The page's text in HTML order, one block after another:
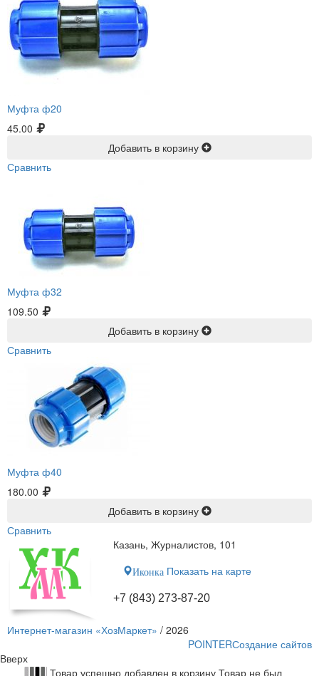
Муфта ф20
45.00
Добавить в корзину
Сравнить
Муфта ф32
109.50
Добавить в корзину
Сравнить
Муфта ф40
180.00
Добавить в корзину
Сравнить
Казань, Журналистов, 101
Иконка Показать на карте
+7 (843) 273-87-20
Интернет-магазин «ХозМаркет» / 2026
POINTERСоздание сайтов
Вверх
Товар успешно добавлен в корзину Товар не был